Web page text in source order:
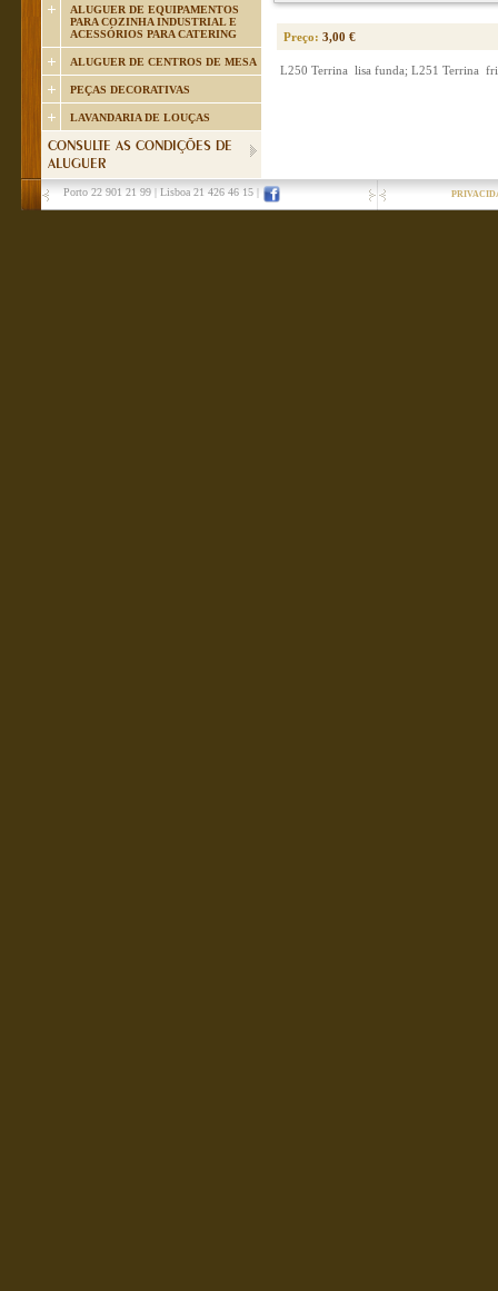
ALUGUER DE EQUIPAMENTOS
PARA COZINHA INDUSTRIAL E
ACESSÓRIOS PARA CATERING
ALUGUER DE CENTROS DE MESA
PEÇAS DECORATIVAS
LAVANDARIA DE LOUÇAS
CONSULTE AS CONDIÇÕES DE
ALUGUER
Preço: 3,00 €
L250 Terrina lisa funda; L251 Terrina
Porto 22 901 21 99 Lisboa 21 426 46 15